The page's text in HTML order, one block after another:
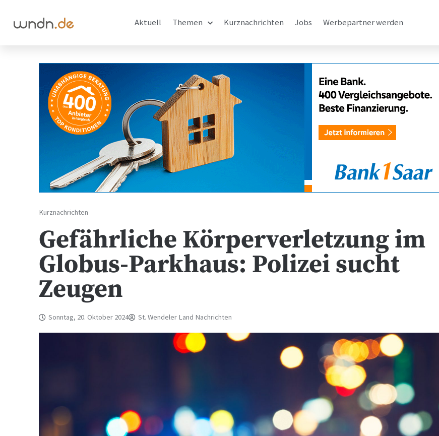
Aktuell Themen Kurznachrichten Jobs Werbepartner werden
Kurznachrichten
Gefährliche Körperverletzung im
Globus-Parkhaus: Polizei sucht
Zeugen
Sonntag, 20. Oktober 2024 St. Wendeler Land Nachrichten